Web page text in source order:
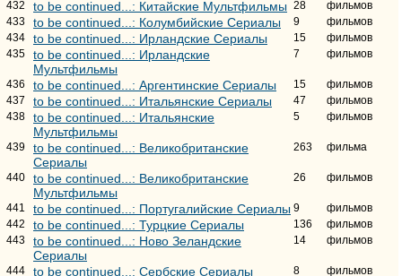
432
to be continued...: Китайские Мультфильмы 28
фильмов
433
to be continued...: Колумбийские Сериалы 9
фильмов
434
to be continued...: Ирландские Сериалы 15
фильмов
435
to be continued...: Ирландские
Мультфильмы
7 фильмов
436 to be continued...: Аргентинские Сериалы 15
фильмов
437
to be continued...: Итальянские Сериалы 47
фильмов
438
to be continued...: Итальянские
Мультфильмы
5 фильмов
439
to be continued...: Великобританские
Сериалы
263 фильма
440
to be continued...: Великобританские
Мультфильмы
26 фильмов
441 to be continued...: Португалийские Сериалы 9
фильмов
442
to be continued...: Турцкие Сериалы 136
фильмов
443
to be continued...: Ново Зеландские
Сериалы
14 фильмов
444 to be continued...: Сербские Сериалы 8
фильмов